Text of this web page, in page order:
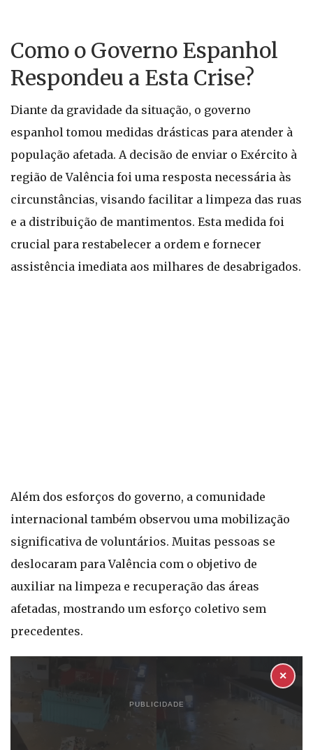
Como o Governo Espanhol
Respondeu a Esta Crise?
Diante da gravidade da situação, o governo
espanhol tomou medidas drásticas para atender à
população afetada. A decisão de enviar o Exército à
região de Valência foi uma resposta necessária às
circunstâncias, visando facilitar a limpeza das ruas
e a distribuição de mantimentos. Esta medida foi
crucial para restabelecer a ordem e fornecer
assistência imediata aos milhares de desabrigados.
Além dos esforços do governo, a comunidade
internacional também observou uma mobilização
significativa de voluntários. Muitas pessoas se
deslocaram para Valência com o objetivo de
auxiliar na limpeza e recuperação das áreas
afetadas, mostrando um esforço coletivo sem
precedentes.
PUBLICIDADE
✕